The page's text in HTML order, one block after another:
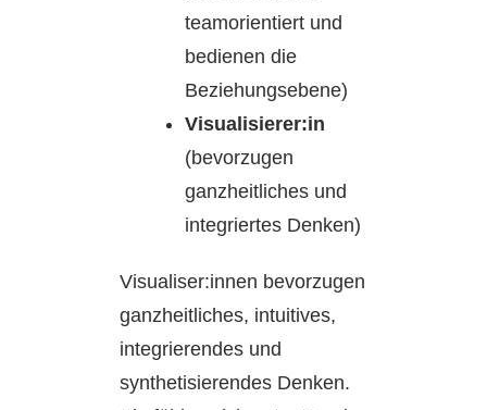
teamorientiert und
bedienen die
Beziehungsebene)
Visualisierer:in
(bevorzugen
ganzheitliches und
integriertes Denken)
Visualiser:innen bevorzugen
ganzheitliches, intuitives,
integrierendes und
synthetisierendes Denken.